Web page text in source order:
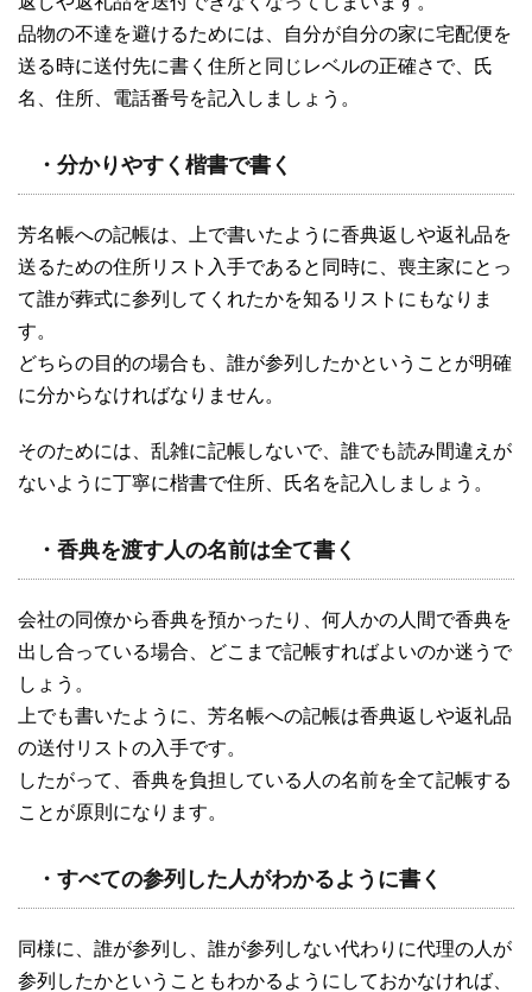
品物の不達を避けるためには、自分が自分の家に宅配便を
送る時に送付先に書く住所と同じレベルの正確さで、氏
名、住所、電話番号を記入しましょう。
・分かりやすく楷書で書く
芳名帳への記帳は、上で書いたように香典返しや返礼品を
送るための住所リスト入手であると同時に、喪主家にとっ
て誰が葬式に参列してくれたかを知るリストにもなりま
す。
どちらの目的の場合も、誰が参列したかということが明確
に分からなければなりません。
そのためには、乱雑に記帳しないで、誰でも読み間違えが
ないように丁寧に楷書で住所、氏名を記入しましょう。
・香典を渡す人の名前は全て書く
会社の同僚から香典を預かったり、何人かの人間で香典を
出し合っている場合、どこまで記帳すればよいのか迷うで
しょう。
上でも書いたように、芳名帳への記帳は香典返しや返礼品
の送付リストの入手です。
したがって、香典を負担している人の名前を全て記帳する
ことが原則になります。
・すべての参列した人がわかるように書く
同様に、誰が参列し、誰が参列しない代わりに代理の人が
参列したかということもわかるようにしておかなければ、